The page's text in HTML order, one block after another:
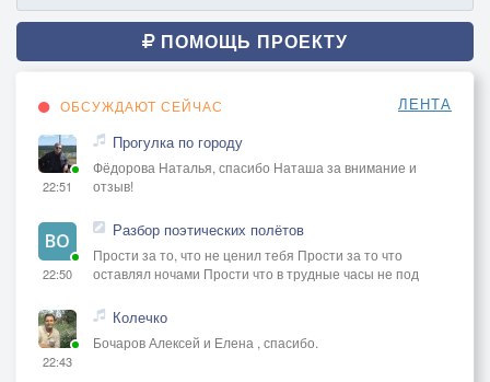
Скажу,Танюха,без понтов,теперь мне дело ясное,
Что с дуру я вальнул ментов али охрану частную!
их,
Я бы соломки постелил и был бы осторожнее.
Но коль уж получилось так,то утверждаю точно я,
Что мне корячится вышак,без всякого досрочного.
Короче,Тань,тебе решать,ты знаешь ситуацию.
Я не прошу меня скрывать,хочу лишь повидаться
Последний раз поцеловать и попросить
ПОМОЩЬ ПРОЕКТУ
ОБСУЖДАЮТ СЕЙЧАС ЛЕНТА
22:51
Прогулка по городу
Фёдорова Наталья, спасибо Наташа за внимание и
отзыв!
22:50
Разбор поэтических полётов
Прости за то, что не ценил тебя Прости за то что
оставлял ночами Прости что в трудные часы не под
22:43
Колечко
Бочаров Алексей и Елена , спасибо.